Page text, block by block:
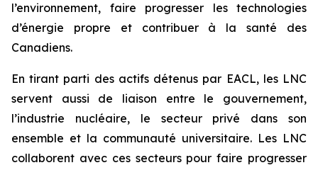
l’environnement, faire progresser les technologies
d’énergie propre et contribuer à la santé des
Canadiens.
En tirant parti des actifs détenus par EACL, les LNC
servent aussi de liaison entre le gouvernement,
l’industrie nucléaire, le secteur privé dans son
ensemble et la communauté universitaire. Les LNC
collaborent avec ces secteurs pour faire progresser